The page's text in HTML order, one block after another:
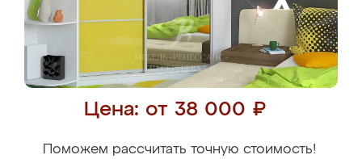
Цена: от 38 000 ₽
Поможем рассчитать точную стоимость!